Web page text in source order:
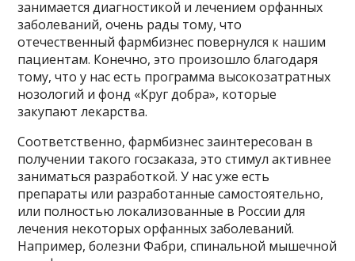
занимается диагностикой и лечением орфанных
заболеваний, очень рады тому, что
отечественный фармбизнес повернулся к нашим
пациентам. Конечно, это произошло благодаря
тому, что у нас есть программа высокозатратных
нозологий и фонд «Круг добра», которые
закупают лекарства.
Соответственно, фармбизнес заинтересован в
получении такого госзаказа, это стимул активнее
заниматься разработкой. У нас уже есть
препараты или разработанные самостоятельно,
или полностью локализованные в России для
лечения некоторых орфанных заболеваний.
Например, болезни Фабри, спинальной мышечной